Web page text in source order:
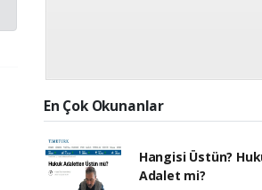
En Çok Okunanlar
Hangisi Üstün?
Adalet mi?